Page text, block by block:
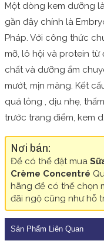
Một dòng kem dưỡng
gần đây chính là
Pháp. Với công thức
mỡ, lô hội và protein
chất và dưỡng ẩm
mướt, mịn màng. Kết
quá lỏng , dịu nhẹ,
trước trang điểm, kem
Nơi bán:
Để có thể đặt mua
Crème Concentré
hãng để có thể chọn
đãi ngộ cũng như hỗ
Sản Phẩm Liên Quan